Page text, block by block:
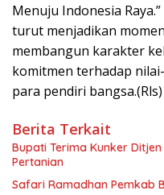
Menuju Indonesia
turut menjadikan
membangun karakter
komitmen terhadap
para pendiri bangsa.(Rls)
Berita Terkait
Bupati Terima Kunker
Pertanian
Safari Ramadhan Pemkab